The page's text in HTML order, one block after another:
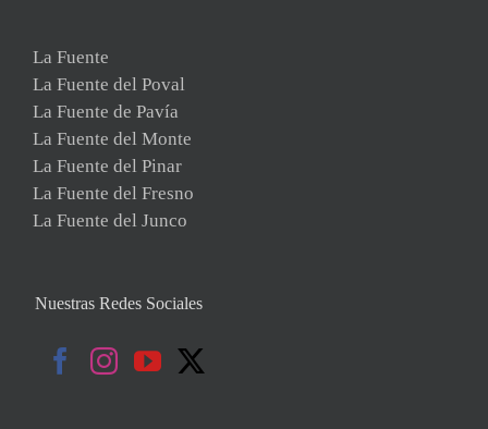
La Fuente
La Fuente del Poval
La Fuente de Pavía
La Fuente del Monte
La Fuente del Pinar
La Fuente del Fresno
La Fuente del Junco
Nuestras Redes Sociales